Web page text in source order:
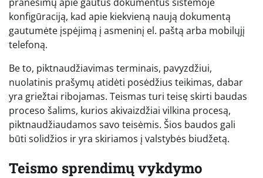
konfigūraciją, kad apie kiekvieną naują dokumentą
gautumėte įspėjimą į asmeninį el. paštą arba mobilųjį
telefoną.
Be to, piktnaudžiavimas terminais, pavyzdžiui,
nuolatinis prašymų atidėti posėdžius teikimas, dabar
yra griežtai ribojamas. Teismas turi teisę skirti baudas
proceso šalims, kurios akivaizdžiai vilkina procesą,
piktnaudžiaudamos savo teisėmis. Šios baudos gali
būti solidžios ir yra skiriamos į valstybės biudžetą.
Teismo sprendimų vykdymo